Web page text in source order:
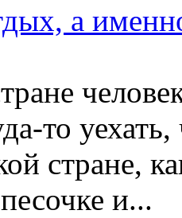
а
то
стране,
и...